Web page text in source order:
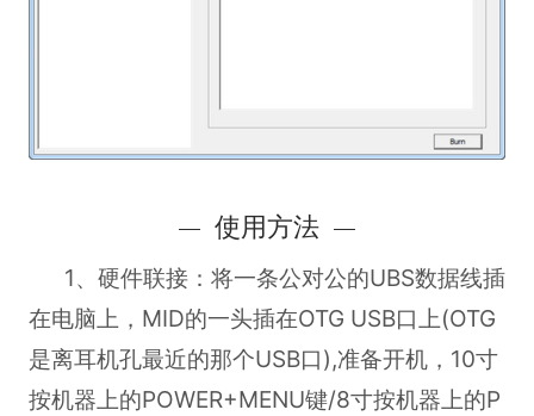
使用方法
1、硬件联接：将一条公对公的UBS数据线插
在电脑上，MID的一头插在OTG USB口上(OTG
是离耳机孔最近的那个USB口),准备开机，10寸
按机器上的POWER+MENU键/8寸按机器上的P